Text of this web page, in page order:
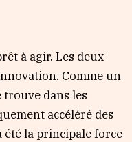
à agir. Les deux
Comme un
trouve dans les
accéléré des
été la principale force